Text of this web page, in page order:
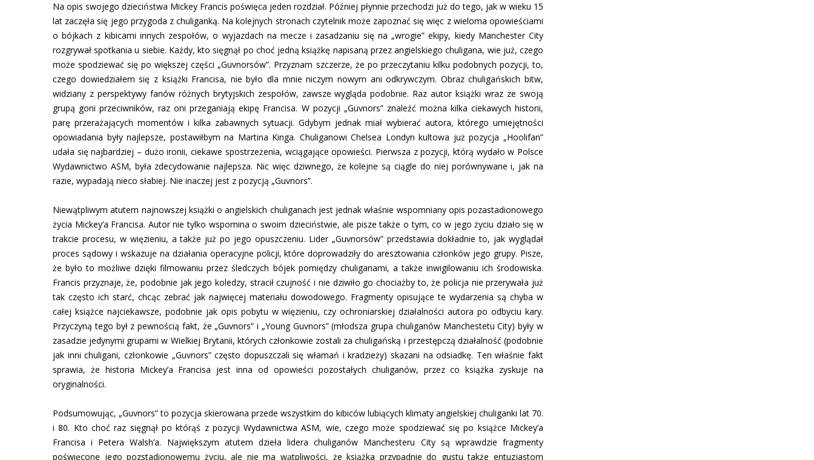
Na opis swojego dzieciństwa Mickey Francis poświęca jeden rozdział. Później płynnie przechodzi już do tego, jak w wieku 15
lat zaczęła się jego przygoda z chuliganką. Na kolejnych stronach czytelnik może zapoznać się więc z wieloma opowieściami
o bójkach z kibicami innych zespołów, o wyjazdach na mecze i zasadzaniu się na „wrogie” ekipy, kiedy Manchester City
rozgrywał spotkania u siebie. Każdy, kto sięgnął po choć jedną książkę napisaną przez angielskiego chuligana, wie już, czego
może spodziewać się po większej części „Guvnorsów”. Przyznam szczerze, że po przeczytaniu kilku podobnych pozycji, to,
czego dowiedziałem się z książki Francisa, nie było dla mnie niczym nowym ani odkrywczym. Obraz chuligańskich bitw,
widziany z perspektywy fanów różnych brytyjskich zespołów, zawsze wygląda podobnie. Raz autor książki wraz ze swoją
grupą goni przeciwników, raz oni przeganiają ekipę Francisa. W pozycji „Guvnors” znaleźć można kilka ciekawych historii,
parę przerażających momentów i kilka zabawnych sytuacji. Gdybym jednak miał wybierać autora, którego umiejętności
opowiadania były najlepsze, postawiłbym na Martina Kinga. Chuliganowi Chelsea Londyn kultowa już pozycja „Hoolifan”
udała się najbardziej – dużo ironii, ciekawe spostrzeżenia, wciągające opowieści. Pierwsza z pozycji, którą wydało w Polsce
Wydawnictwo ASM, była zdecydowanie najlepsza. Nic więc dziwnego, że kolejne są ciągle do niej porównywane i, jak na
razie, wypadają nieco słabiej. Nie inaczej jest z pozycją „Guvnors”.
Niewątpliwym atutem najnowszej książki o angielskich chuliganach jest jednak właśnie wspomniany opis pozastadionowego
życia Mickey’a Francisa. Autor nie tylko wspomina o swoim dzieciństwie, ale pisze także o tym, co w jego życiu działo się w
trakcie procesu, w więzieniu, a także już po jego opuszczeniu. Lider „Guvnorsów” przedstawia dokładnie to, jak wyglądał
proces sądowy i wskazuje na działania operacyjne policji, które doprowadziły do aresztowania członków jego grupy. Pisze,
że było to możliwe dzięki filmowaniu przez śledczych bójek pomiędzy chuliganami, a także inwigilowaniu ich środowiska.
Francis przyznaje, że, podobnie jak jego koledzy, stracił czujność i nie dziwiło go chociażby to, że policja nie przerywała już
tak często ich starć, chcąc zebrać jak najwięcej materiału dowodowego. Fragmenty opisujące te wydarzenia są chyba w
całej książce najciekawsze, podobnie jak opis pobytu w więzieniu, czy ochroniarskiej działalności autora po odbyciu kary.
Przyczyną tego był z pewnością fakt, że „Guvnors” i „Young Guvnors” (młodsza grupa chuliganów Manchestetu City) były w
zasadzie jedynymi grupami w Wielkiej Brytanii, których członkowie zostali za chuligańską i przestępczą działalność (podobnie
jak inni chuligani, członkowie „Guvnors” często dopuszczali się włamań i kradzieży) skazani na odsiadkę. Ten właśnie fakt
sprawia, że historia Mickey’a Francisa jest inna od opowieści pozostałych chuliganów, przez co książka zyskuje na
oryginalności.
Podsumowując, „Guvnors” to pozycja skierowana przede wszystkim do kibiców lubiących klimaty angielskiej chuliganki lat 70.
i 80. Kto choć raz sięgnął po którąś z pozycji Wydawnictwa ASM, wie, czego może spodziewać się po książce Mickey’a
Francisa i Petera Walsh’a. Największym atutem dzieła lidera chuliganów Manchesteru City są wprawdzie fragmenty
poświęcone jego pozstadionowemu życiu, ale nie ma wątpliwości, że książka przypadnie do gustu także entuzjastom